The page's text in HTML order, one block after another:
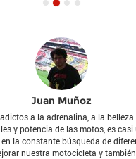
Juan Muñoz
a la adrenalina, a la belleza
y potencia de las motos, es
la constante búsqueda de
nuestra motocicleta y